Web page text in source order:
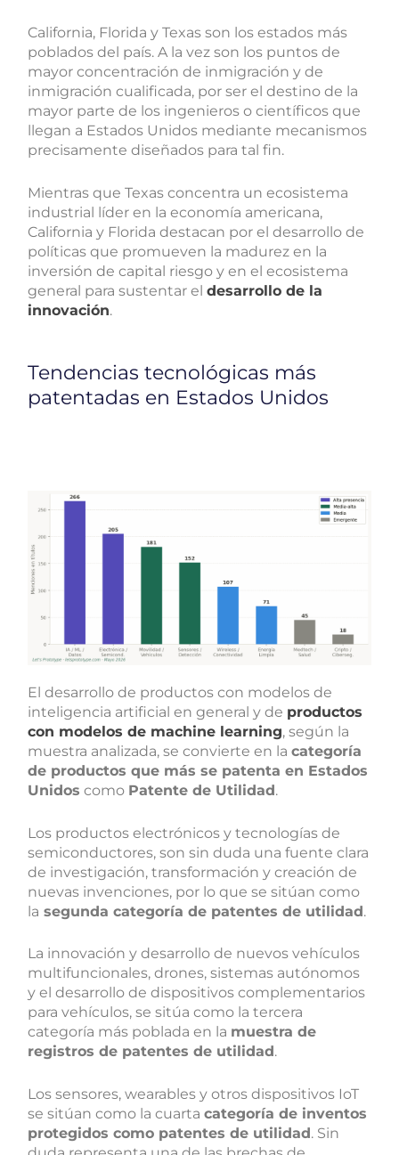
California, Florida y Texas son los estados más
poblados del país. A la vez son los puntos de
mayor concentración de inmigración y de
inmigración cualificada, por ser el destino de la
mayor parte de los ingenieros o científicos que
llegan a Estados Unidos mediante mecanismos
precisamente diseñados para tal fin.
Mientras que Texas concentra un ecosistema
industrial líder en la economía americana,
California y Florida destacan por el desarrollo de
políticas que promueven la madurez en la
inversión de capital riesgo y en el ecosistema
general para sustentar eldesarrollo de la
innovación.
Tendencias tecnológicas más
patentadas en Estados Unidos
El desarrollo de productos con modelos de
inteligencia artificial en general y de productos
con modelos de machine learning, según la
muestra analizada, se convierte en lacategoría
de productos que más se patenta en Estados
Unidos como Patente de Utilidad.
Los productos electrónicos y tecnologías de
semiconductores, son sin duda una fuente clara
de investigación, transformación y creación de
nuevas invenciones, por lo que se sitúan como
la segunda categoría de patentes de utilidad.
La innovación y desarrollo de nuevos vehículos
multifuncionales, drones, sistemas autónomos
y el desarrollo de dispositivos complementarios
para vehículos, se sitúa como la tercera
categoría más poblada en la muestra de
registros de patentes de utilidad.
Los sensores, wearables y otros dispositivos IoT
se sitúan como la cuartacategoría de inventos
protegidos como patentes de utilidad. Sin